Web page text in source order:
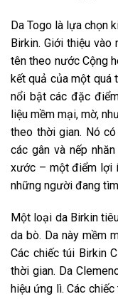
Da Togo là lựa chọn
Birkin. Giới thiệu
tên theo nước Cộng
kết quả của một quá
nổi bật các đặc
liệu mềm mại, mờ,
theo thời gian. Nó
các gân và nếp
xước – một điểm lợi
những người đang
Một loại da Birkin
da bò. Da này mềm
Các chiếc túi Birkin
thời gian. Da
hiệu ứng lì. Các